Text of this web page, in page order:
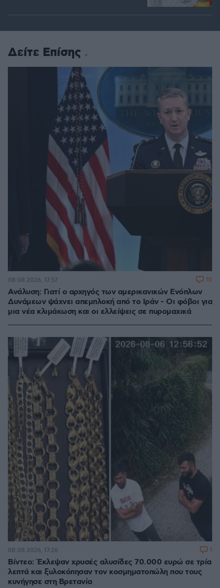
Δείτε Επίσης
Ανάλυση: Γιατί ο αρχηγός των αμερικανικών Ενόπλων
Δυνάμεων ψάχνει απεμπλοκή από το Ιράν - Οι φόβοι για
μια νέα κλιμάκωση και οι ελλείψεις σε πυρομαχικά
08.08.2026, 17:57 10
Βίντεο: Έκλεψαν χρυσές αλυσίδες 70.000 ευρώ σε τρία
λεπτά και ξυλοκόπησαν τον κοσμηματοπώλη που τους
κυνήγησε στη Βρετανία
08.08.2026, 17:26 1